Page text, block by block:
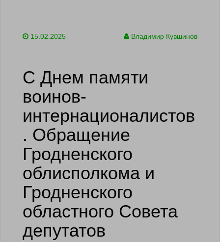
15.02.2025 Владимир Кувшинов
С Днем памяти
воинов-
интернационалистов
. Обращение
Гродненского
облисполкома и
Гродненского
областного Совета
депутатов